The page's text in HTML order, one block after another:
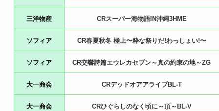
三洋物産 CRスーパー海物語IN沖縄3HME
ソフィア CR春夏秋冬 極上〜粋な祭りだ!わっしょい!〜
ソフィア CR交響詩篇エウレカセブン～真の約束の地～ZG
大一商会 CRデッドオアアライブBL-T
大一商会 CRひぐらしのなく頃に～頂～BL-V